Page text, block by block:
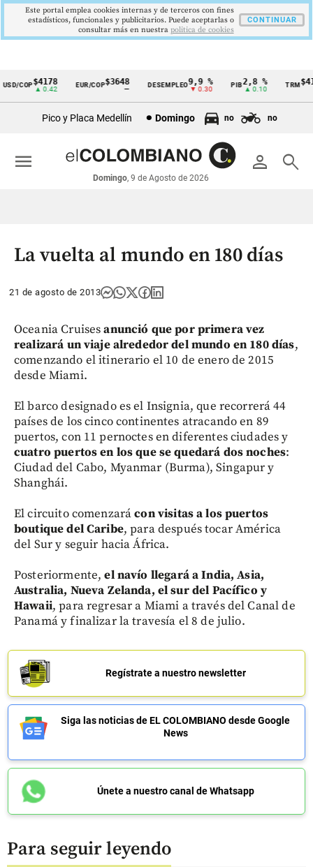
Cintillo
económicos
Colombia
COP$4178
▲ 0.42
EUR/COP$3648 DESEMPLEO 9,9 %
▼ 0.30
PIB2,8 %
▲ 0.10
TRM
Pico y Placa Medellín Domingo no no
person search
Domingo, 9 de Agosto de 2026
menu
La vuelta al mundo en 180 días
21 de agosto de 2013
Oceania Cruisesanunció que por primera vez
realizará un viaje alrededor del mundo en 180 días,
comenzando el itinerario el 10 de enero de 2015
desde Miami.
El barco designado es el Insignia, que recorrerá 44
países de los cinco continentes atracando en 89
puertos, con 11 pernoctes en diferentes ciudades y
cuatro puertos en los que se quedará dos noches:
Ciudad del Cabo, Myanmar (Burma), Singapur y
Shanghái.
El circuito comenzarácon visitas a los puertos
boutique del Caribe, para después tocar América
del Sur y seguir hacia África.
Posteriormente,el navío llegará a India, Asia,
Australia, Nueva Zelanda, el sur del Pacífico y
Hawaii, para regresar a Miami a través del Canal de
Panamá y finalizar la travesía el 8 de julio.
Regístrate a nuestro newsletter
Siga las noticias de EL COLOMBIANO desde Google
News
Únete a nuestro canal de Whatsapp
Para seguir leyendo
Este portal emplea cookies internas y de terceros con fines
estadísticos, funcionales y publicitarios. Puede aceptarlas o
consultar más en nuestra politica de cookies
CONTINUAR